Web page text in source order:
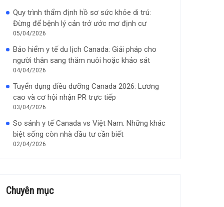
Quy trình thẩm định hồ sơ sức khỏe di trú:
Đừng để bệnh lý cản trở ước mơ định cư
05/04/2026
Bảo hiểm y tế du lịch Canada: Giải pháp cho
người thân sang thăm nuôi hoặc khảo sát
04/04/2026
Tuyển dụng điều dưỡng Canada 2026: Lương
cao và cơ hội nhận PR trực tiếp
03/04/2026
So sánh y tế Canada vs Việt Nam: Những khác
biệt sống còn nhà đầu tư cần biết
02/04/2026
Chuyên mục